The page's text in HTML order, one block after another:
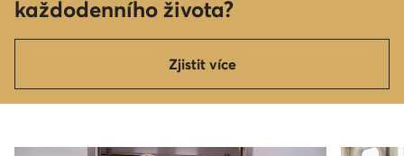
každodenního života?
Zjistit více